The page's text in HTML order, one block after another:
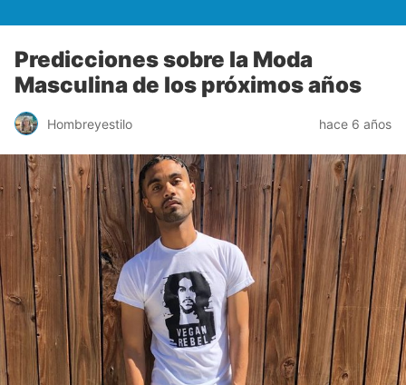
Predicciones sobre la Moda
Masculina de los próximos años
Hombreyestilo hace 6 años